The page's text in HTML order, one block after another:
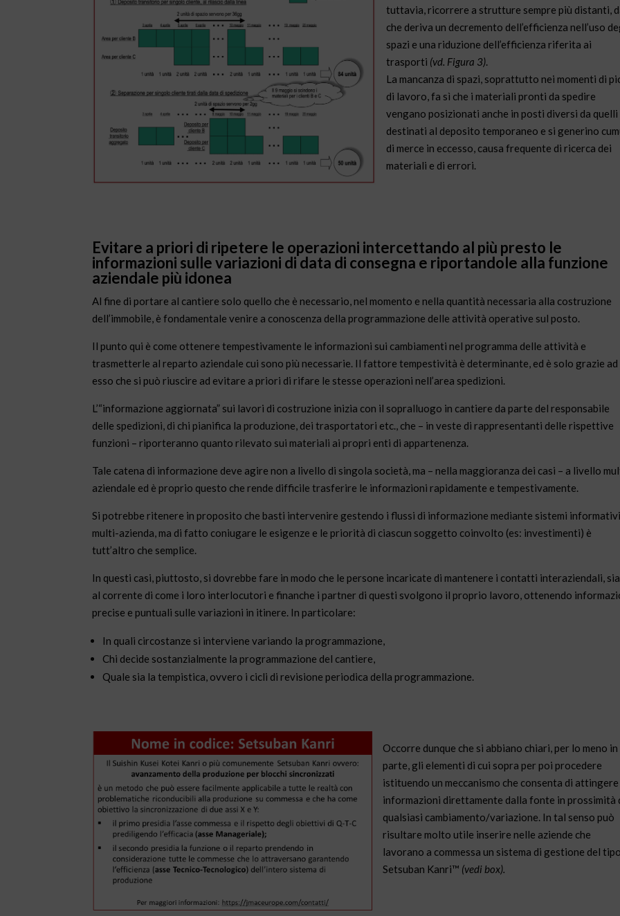
tuttavia, ricorrere a strutture sempre più distanti,
che deriva un decremento dell’efficienza nell’uso
spazi e una riduzione dell’efficienza riferita ai
trasporti (vd. Figura 3).
La mancanza di spazi, soprattutto nei momenti di
di lavoro, fa sì che i materiali pronti da spedire
vengano posizionati anche in posti diversi da quelli
destinati al deposito temporaneo e si generino
di merce in eccesso, causa frequente di ricerca dei
materiali e di errori.
Evitare a priori di ripetere le operazioni intercettando al più presto le
informazioni sulle variazioni di data di consegna e riportandole alla funzione
aziendale più idonea
Al fine di portare al cantiere solo quello che è necessario, nel momento e nella quantità necessaria alla costruzione
dell’immobile, è fondamentale venire a conoscenza della programmazione delle attività operative sul posto.
Il punto qui è come ottenere tempestivamente le informazioni sui cambiamenti nel programma delle attività e
trasmetterle al reparto aziendale cui sono più necessarie. Il fattore tempestività è determinante, ed è solo grazie ad
esso che si può riuscire ad evitare a priori di rifare le stesse operazioni nell’area spedizioni.
L’“informazione aggiornata” sui lavori di costruzione inizia con il sopralluogo in cantiere da parte del responsabile
delle spedizioni, di chi pianifica la produzione, dei trasportatori etc., che – in veste di rappresentanti delle rispettive
funzioni – riporteranno quanto rilevato sui materiali ai propri enti di appartenenza.
Tale catena di informazione deve agire non a livello di singola società, ma – nella maggioranza dei casi – a livello
aziendale ed è proprio questo che rende difficile trasferire le informazioni rapidamente e tempestivamente.
Si potrebbe ritenere in proposito che basti intervenire gestendo i flussi di informazione mediante sistemi informativi
multi-azienda, ma di fatto coniugare le esigenze e le priorità di ciascun soggetto coinvolto (es: investimenti) è
tutt’altro che semplice.
In questi casi, piuttosto, si dovrebbe fare in modo che le persone incaricate di mantenere i contatti interaziendali,
al corrente di come i loro interlocutori e finanche i partner di questi svolgono il proprio lavoro, ottenendo
precise e puntuali sulle variazioni in itinere. In particolare:
In quali circostanze si interviene variando la programmazione,
Chi decide sostanzialmente la programmazione del cantiere,
Quale sia la tempistica, ovvero i cicli di revisione periodica della programmazione.
Occorre dunque che si abbiano chiari, per lo meno in
parte, gli elementi di cui sopra per poi procedere
istituendo un meccanismo che consenta di
informazioni direttamente dalla fonte in prossimità
qualsiasi cambiamento/variazione. In tal senso può
risultare molto utile inserire nelle aziende che
lavorano a commessa un sistema di gestione del
Setsuban Kanri™ (vedi box).